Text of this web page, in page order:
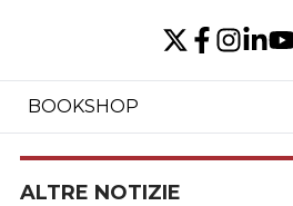
BOOKSHOP
ALTRE NOTIZIE